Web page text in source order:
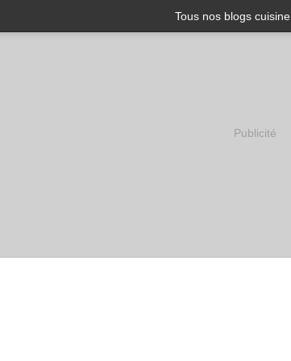
Tous nos blogs cuisine
Publicité